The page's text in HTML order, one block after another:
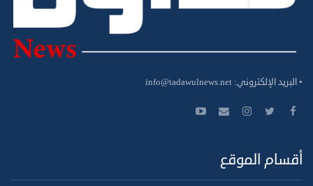
• البريد الإلكتروني: info@tadawulnews.net
أقسام الموقع